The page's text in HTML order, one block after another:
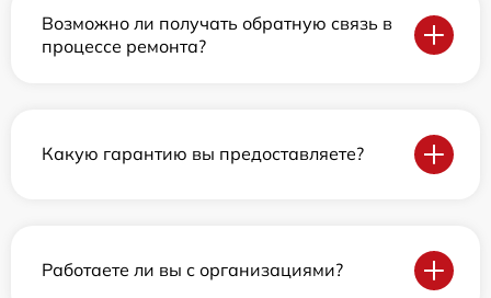
Возможно ли получать обратную связь в
процессе ремонта?
Какую гарантию вы предоставляете?
Работаете ли вы с организациями?